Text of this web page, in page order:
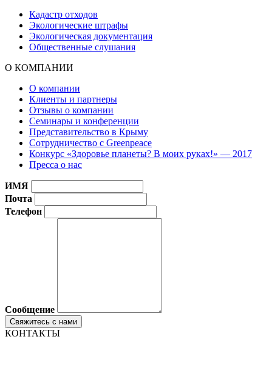
Кадастр отходов
Экологические штрафы
Экологическая документация
Общественные слушания
О КОМПАНИИ
О компании
Клиенты и партнеры
Отзывы о компании
Семинары и конференции
Представительство в Крыму
Сотрудничество с Greenpeace
Конкурс «Здоровье планеты? В моих руках!» — 2017
Пресса о нас
ИМЯ
Почта
Телефон
Сообщение
КОНТАКТЫ